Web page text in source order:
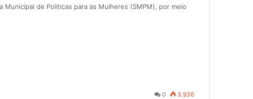
Municipal de Políticas para as Mulheres (SMPM), por meio
0 3.936